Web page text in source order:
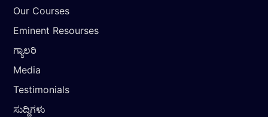
Our Courses
Eminent Resourses
ಗ್ಯಾಲರಿ
Media
Testimonials
ಸುದ್ದಿಗಳು